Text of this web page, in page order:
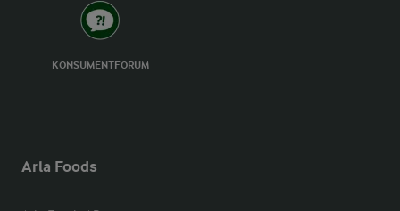
KONSUMENTFORUM
Arla Foods